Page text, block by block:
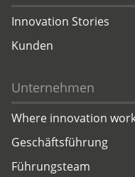
Innovation Stories
Kunden
Unternehmen
Where innovation
Geschäftsführung
Führungsteam